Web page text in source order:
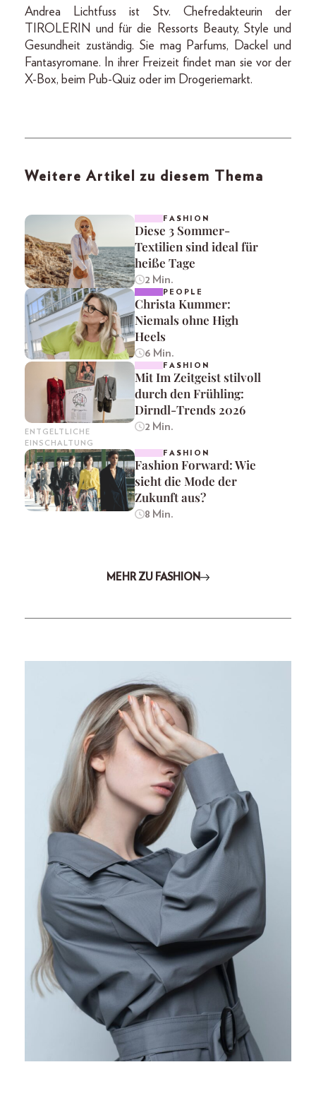
Andrea Lichtfuss ist Stv. Chefredakteurin der
TIROLERIN und für die Ressorts Beauty, Style und
Gesundheit zuständig. Sie mag Parfums, Dackel und
Fantasyromane. In ihrer Freizeit findet man sie vor der
X-Box, beim Pub-Quiz oder im Drogeriemarkt.
Weitere Artikel zu diesem Thema
FASHION
Diese 3 Sommer-
Textilien sind ideal für
heiße Tage
2 Min.
PEOPLE
Christa Kummer:
Niemals ohne High
Heels
6 Min.
ENTGELTLICHE
EINSCHALTUNG
FASHION
Mit Im Zeitgeist stilvoll
durch den Frühling:
Dirndl-Trends 2026
2 Min.
FASHION
Fashion Forward: Wie
sieht die Mode der
Zukunft aus?
8 Min.
MEHR ZU FASHION